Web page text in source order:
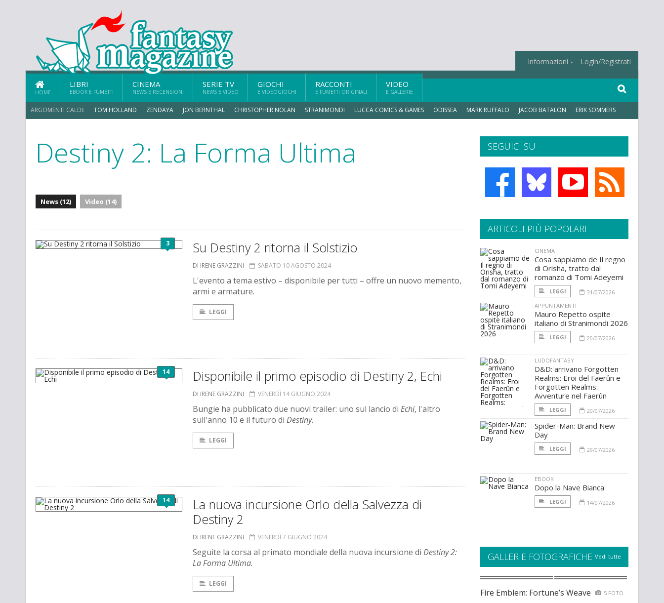
Informazioni Login/Registrati
HOME
LIBRI
EBOOK E FUMETTI
CINEMA
NEWS E RECENSIONI
SERIE TV
NEWS E VIDEO
GIOCHI
E VIDEOGIOCHI
RACCONTI
E FUMETTI ORIGINALI
VIDEO
E GALLERIE
ARGOMENTI CALDI: TOM HOLLAND ZENDAYA JON BERNTHAL CHRISTOPHER NOLAN STRANIMONDI LUCCA COMICS & GAMES ODISSEA MARK RUFFALO JACOB BATALON ERIK SOMMERS
Destiny 2: La Forma Ultima
News (12) Video (14)
3 Su Destiny 2 ritorna il Solstizio
DI IRENE GRAZZINI SABATO 10 AGOSTO 2024
L'evento a tema estivo – disponibile per tutti – offre un nuovo memento,
armi e armature.
LEGGI
14 Disponibile il primo episodio di Destiny 2, Echi
DI IRENE GRAZZINI VENERDÌ 14 GIUGNO 2024
Bungie ha pubblicato due nuovi trailer: uno sul lancio di Echi, l'altro
sull'anno 10 e il futuro di Destiny.
LEGGI
14
La nuova incursione Orlo della Salvezza di
Destiny 2
DI IRENE GRAZZINI VENERDÌ 7 GIUGNO 2024
Seguite la corsa al primato mondiale della nuova incursione di Destiny 2:
La Forma Ultima.
LEGGI
SEGUICI SU
ARTICOLI PIÙ POPOLARI
CINEMA
Cosa sappiamo de Il regno
di Orisha, tratto dal
romanzo di Tomi Adeyemi
LEGGI
31/07/2026
APPUNTAMENTI
Mauro Repetto ospite
italiano di Stranimondi 2026
LEGGI 20/07/2026
LUDOFANTASY
D&D: arrivano Forgotten
Realms: Eroi del Faerûn e
Forgotten Realms:
Avventure nel Faerûn
LEGGI 20/07/2026
Spider-Man: Brand New
Day
LEGGI 29/07/2026
EBOOK
Dopo la Nave Bianca
LEGGI 14/07/2026
GALLERIE FOTOGRAFICHE Vedi tutte
Fire Emblem: Fortune’s Weave 5 FOTO